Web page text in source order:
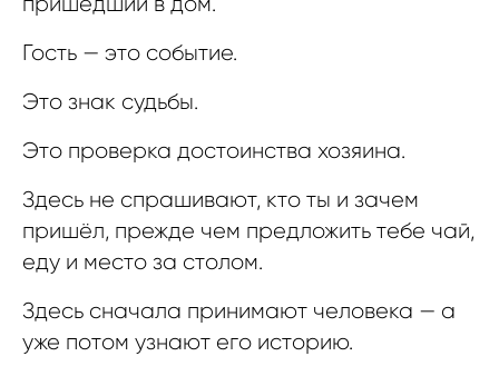
Гость — это событие.
Это знак судьбы.
Это проверка достоинства хозяина.
Здесь не спрашивают, кто ты и зачем
пришёл, прежде чем предложить тебе чай,
еду и место за столом.
Здесь сначала принимают человека — а
уже потом узнают его историю.